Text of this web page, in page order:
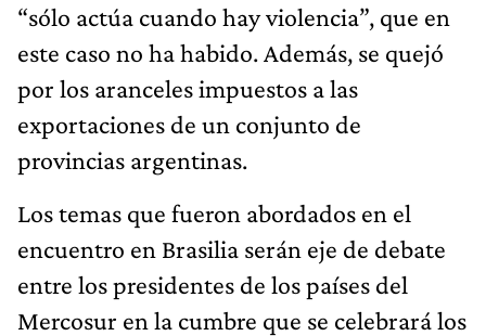
“sólo actúa cuando hay violencia”, que en
este caso no ha habido. Además, se quejó
por los aranceles impuestos a las
exportaciones de un conjunto de
provincias argentinas.
Los temas que fueron abordados en el
encuentro en Brasilia serán eje de debate
entre los presidentes de los países del
Mercosur en la cumbre que se celebrará los